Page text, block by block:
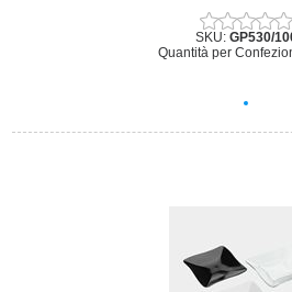
SKU: GP530/
Quantità per